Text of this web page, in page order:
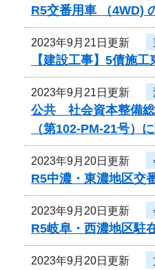
R5交番用車 （4WD)
2023年9月21日更新
【建設工事】5債施
2023年9月21日更新
公共 社会資本整備総
（第102-PM-21号）
2023年9月20日更新
R5中濃・東濃地区交
2023年9月20日更新
R5岐阜・西濃地区駐
2023年9月20日更新